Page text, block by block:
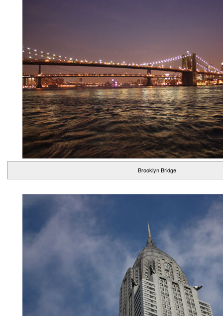
Brooklyn Bridge